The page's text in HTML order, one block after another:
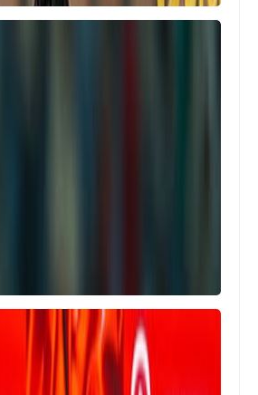
Egypt
غياب 8 لاعبين و عودة ثلاثي
لقائمة الفريق لمباراة